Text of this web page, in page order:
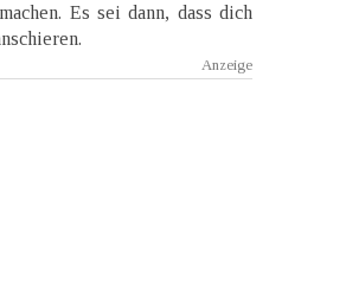
Es sei dann, dass dich